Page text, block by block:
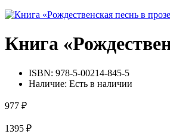
Книга
ISBN: 978-5-00214-845-5
Наличие: Есть в наличии
977 ₽
1395 ₽